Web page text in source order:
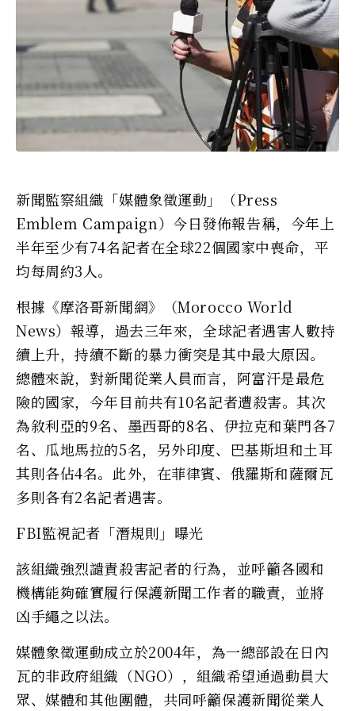
新聞監察組織「媒體象徵運動」（Press
Emblem Campaign）今日發佈報告稱，今年上
半年至少有74名記者在全球22個國家中喪命，平
均每周約3人。
根據《摩洛哥新聞網》（Morocco World
News）報導，過去三年來，全球記者遇害人數持
續上升，持續不斷的暴力衝突是其中最大原因。
總體來說，對新聞從業人員而言，阿富汗是最危
險的國家，今年目前共有10名記者遭殺害。其次
為敘利亞的9名、墨西哥的8名、伊拉克和葉門各7
名、瓜地馬拉的5名，另外印度、巴基斯坦和土耳
其則各佔4名。此外，在菲律賓、俄羅斯和薩爾瓦
多則各有2名記者遇害。
FBI監視記者「潛規則」曝光
該組織強烈譴責殺害記者的行為，並呼籲各國和
機構能夠確實履行保護新聞工作者的職責，並將
凶手繩之以法。
媒體象徵運動成立於2004年，為一總部設在日內
瓦的非政府組織（NGO），組織希望通過動員大
眾、媒體和其他團體，共同呼籲保護新聞從業人